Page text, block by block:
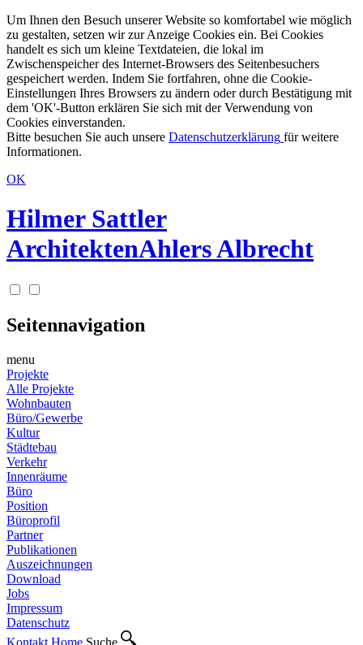
Um Ihnen den Besuch unserer Website so komfortabel wie möglich
zu gestalten, setzen wir zur Anzeige Cookies ein. Bei Cookies
handelt es sich um kleine Textdateien, die lokal im
Zwischenspeicher des Internet-Browsers des Seitenbesuchers
gespeichert werden. Indem Sie fortfahren, ohne die Cookie-
Einstellungen Ihres Browsers zu ändern oder durch Bestätigung mit
dem 'OK'-Button erklären Sie sich mit der Verwendung von
Cookies einverstanden.
Bitte besuchen Sie auch unsere Datenschutzerklärung für weitere
Informationen.
OK
Hilmer Sattler
ArchitektenAhlers Albrecht
Seitennavigation
menu
Projekte
Alle Projekte
Wohnbauten
Büro/Gewerbe
Kultur
Städtebau
Verkehr
Innenräume
Büro
Position
Büroprofil
Partner
Publikationen
Auszeichnungen
Download
Jobs
Impressum
Datenschutz
Kontakt Home Suche